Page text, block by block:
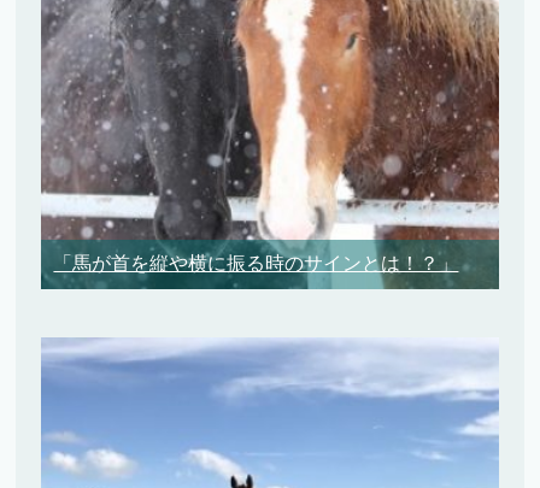
「馬が首を縦や横に振る時のサインとは！？」